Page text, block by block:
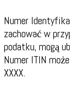
Numer
zachować w
podatku, mogą
Numer ITIN
XXXX.